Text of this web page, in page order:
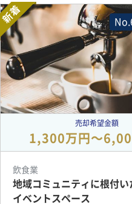
新着
売却希望金額
1,300万円〜
飲食業
地域コミュニティに根付い
イベントスペース